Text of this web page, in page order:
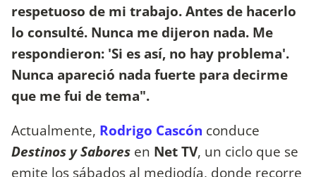
respetuoso de mi trabajo. Antes de hacerlo
lo consulté. Nunca me dijeron nada. Me
respondieron: 'Si es así, no hay problema'.
Nunca apareció nada fuerte para decirme
que me fui de tema".
Actualmente, Rodrigo Cascón conduce
Destinos y Sabores en Net TV, un ciclo que se
emite los sábados al mediodía, donde recorre